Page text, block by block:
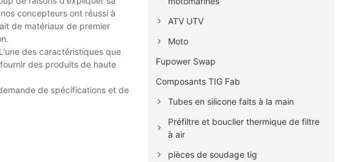
concepteurs ont réussi à
de matériaux de premier
des caractéristiques que
des produits de haute
de spécifications et de
ATV UTV
Moto
Fupower Swap
Composants TIG Fab
Tubes en silicone faits à la main
Préfiltre et bouclier thermique de filtre
à air
pièces de soudage tig